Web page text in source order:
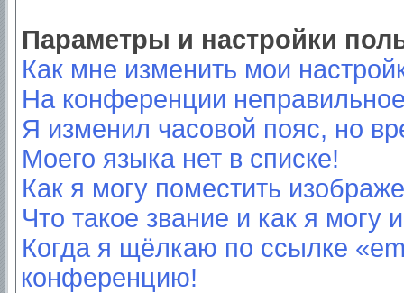
Параметры и настройки
Как мне изменить мои
На конференции
Я изменил часовой пояс, но
Моего языка нет в списке!
Как я могу поместить
Что такое звание и как я могу
Когда я щёлкаю по ссылке
конференцию!